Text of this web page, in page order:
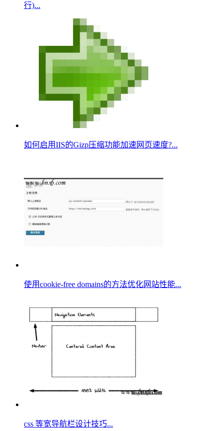
行)...
如何启用IIS的Gizp压缩功能加速网页速度?...
使用cookie-free domains的方法优化网站性能...
css 等宽导航栏设计技巧...